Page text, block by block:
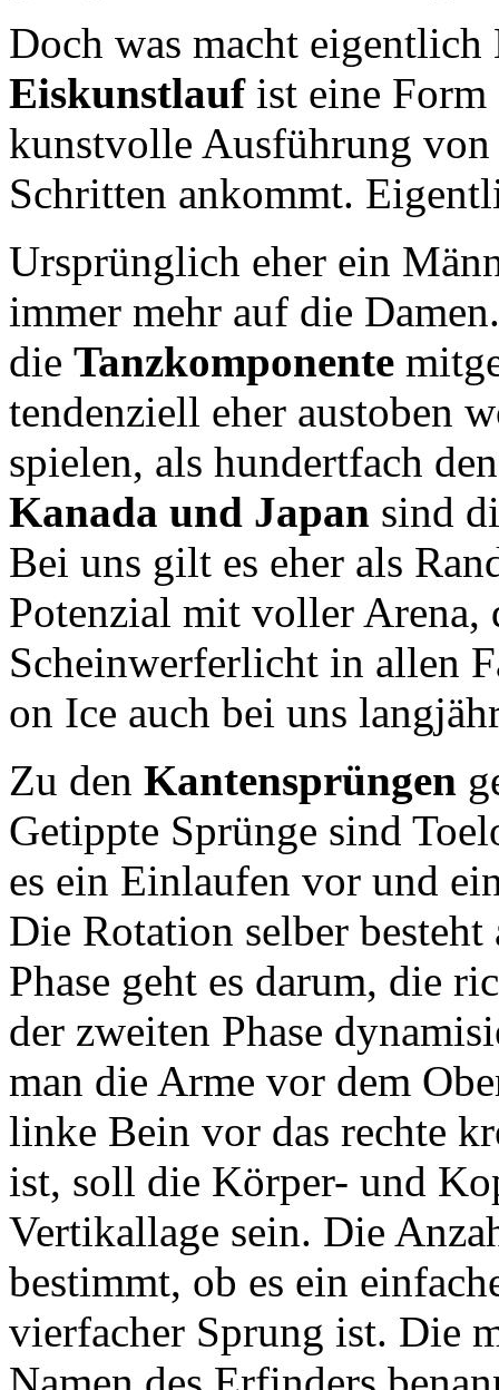
Doch was macht
Eiskunstlaufist eine Form
kunstvolle Ausführung
Schritten ankommt.
Ursprünglich eher ein
immer mehr auf die
die Tanzkomponente
tendenziell eher austoben
spielen, als hundertfach
Kanada und Japan sind
Bei uns gilt es eher als
Potenzial mit voller Arena,
Scheinwerferlicht in allen
on Ice auch bei uns
Zu den Kantensprüngen
Getippte Sprünge sind
es ein Einlaufen vor und
Die Rotation selber besteht
Phase geht es darum, die
der zweiten Phase
man die Arme vor dem
linke Bein vor das rechte
ist, soll die Körper- und
Vertikallage sein. Die
bestimmt, ob es ein
vierfacher Sprung ist. Die